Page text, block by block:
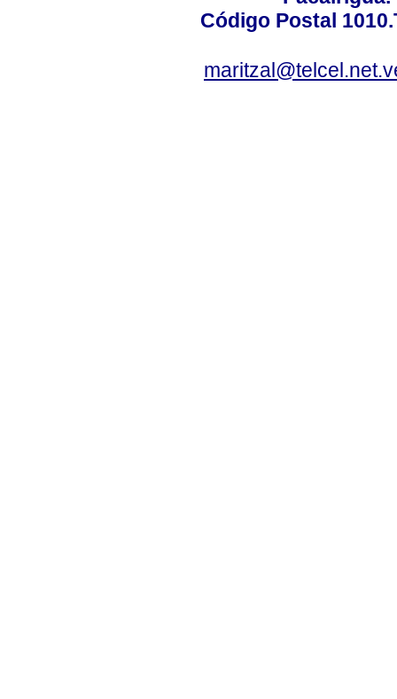
Código Postal